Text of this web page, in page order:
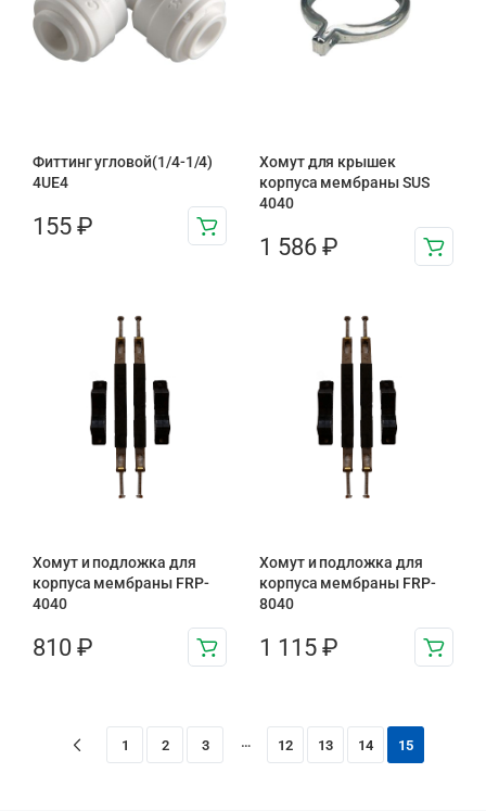
Фиттинг угловой(1/4-1/4)
4UE4
155 ₽
Хомут для крышек
корпуса мембраны SUS
4040
1 586 ₽
Хомут и подложка для
корпуса мембраны FRP-
4040
810 ₽
Хомут и подложка для
корпуса мембраны FRP-
8040
1 115 ₽
1 2 3 … 12 13 14 15